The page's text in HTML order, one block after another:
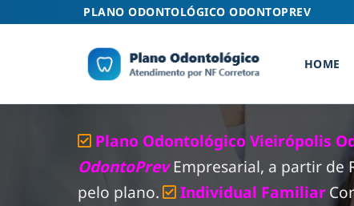
PLANO ODONTOLÓGICO ODONTOPREV
HOME
Plano Odontológico Vieirópolis
OdontoPrev Empresarial, a partir de
pelo plano.
Individual Familiar